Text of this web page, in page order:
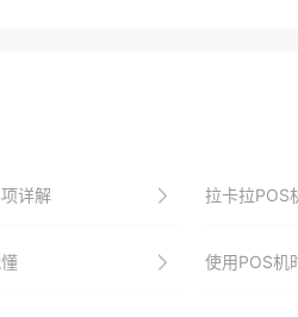
详解 拉卡拉POS
使用POS机